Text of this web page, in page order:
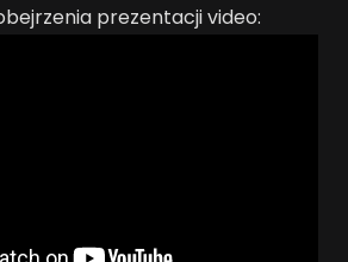
prezentacji video: